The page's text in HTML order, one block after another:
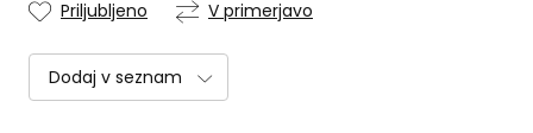
Priljubljeno V primerjavo
Dodaj v seznam